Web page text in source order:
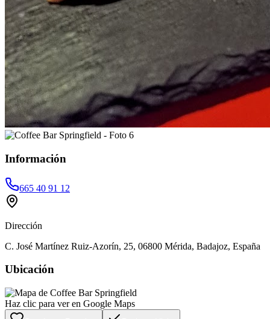
Información
665 40 91 12
Dirección
C. José Martínez Ruiz-Azorín, 25, 06800 Mérida, Badajoz, España
Ubicación
Haz clic para ver en Google Maps